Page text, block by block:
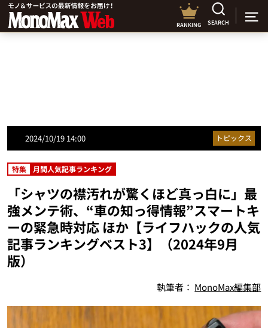
RANKING SEARCH
2024/10/19 14:00 トピックス
特集 月間人気記事ランキング
「シャツの襟汚れが驚くほど真っ白に」最
強メンテ術、“車の知っ得情報”スマートキ
ーの緊急時対応 ほか【ライフハックの人気
記事ランキングベスト3】（2024年9月
版）
執筆者： MonoMax編集部